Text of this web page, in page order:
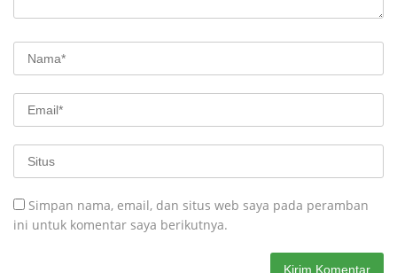
Simpan nama, email, dan situs web saya pada peramban
ini untuk komentar saya berikutnya.